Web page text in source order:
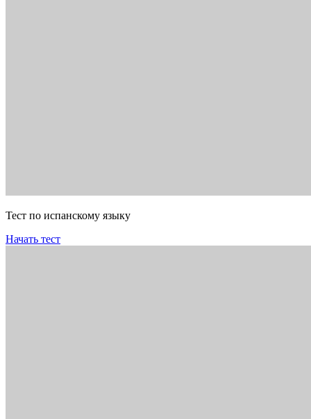
Тест по испанскому языку
Начать тест